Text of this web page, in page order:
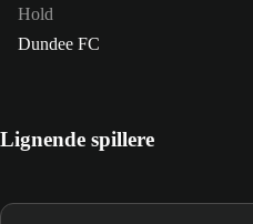
Hold
Dundee FC
Lignende spillere